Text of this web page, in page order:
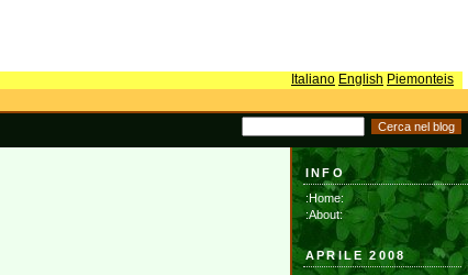
Italiano English Piemonteis
INFO
:Home:
:About:
APRILE 2008